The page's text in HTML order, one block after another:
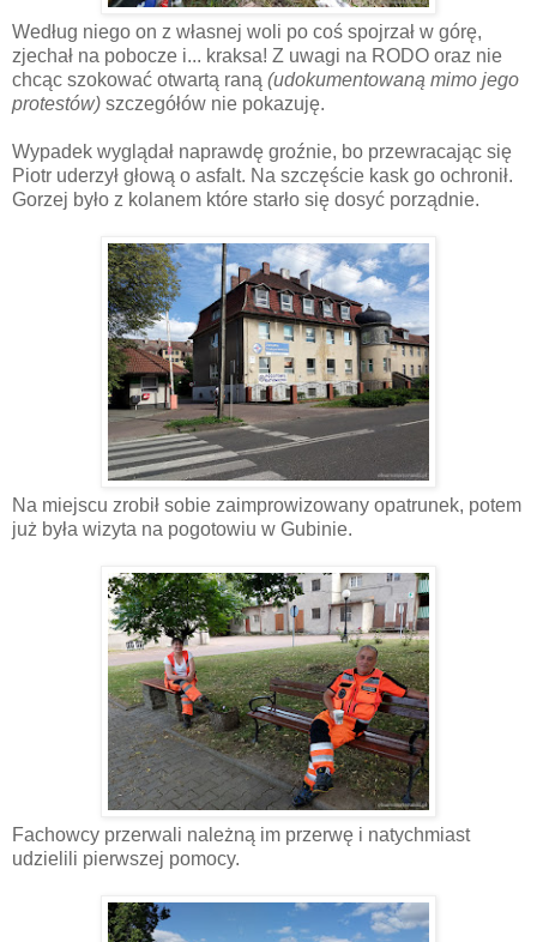
Według niego on z własnej woli po coś spojrzał w górę,
zjechał na pobocze i... kraksa! Z uwagi na RODO oraz nie
chcąc szokować otwartą raną (udokumentowaną mimo jego
protestów) szczegółów nie pokazuję.
Wypadek wyglądał naprawdę groźnie, bo przewracając się
Piotr uderzył głową o asfalt. Na szczęście kask go ochronił.
Gorzej było z kolanem które starło się dosyć porządnie.
Na miejscu zrobił sobie zaimprowizowany opatrunek, potem
już była wizyta na pogotowiu w Gubinie.
Fachowcy przerwali należną im przerwę i natychmiast
udzielili pierwszej pomocy.